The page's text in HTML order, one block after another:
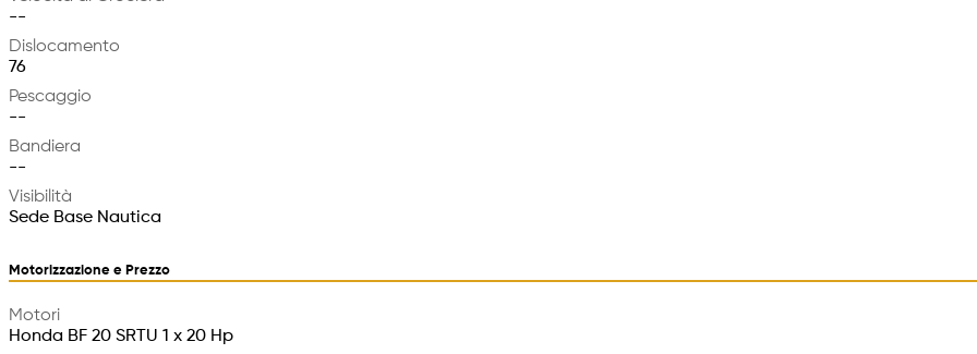
--
Dislocamento
76
Pescaggio
--
Bandiera
--
Visibilità
Sede Base Nautica
Motorizzazione e Prezzo
Motori
Honda BF 20 SRTU 1 x 20 Hp